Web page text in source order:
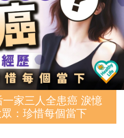
家三人全患癌 淚憶
：珍惜每個當下